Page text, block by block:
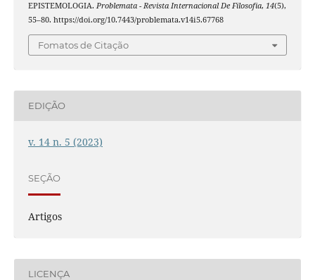
EPISTEMOLOGIA. Problemata - Revista Internacional De Filosofia, 14(5),
55–80. https://doi.org/10.7443/problemata.v14i5.67768
Fomatos de Citação
EDIÇÃO
v. 14 n. 5 (2023)
SEÇÃO
Artigos
LICENÇA